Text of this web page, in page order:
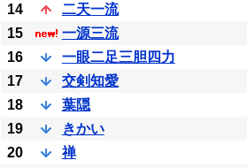
14
二天一流
15
一源三流
16
一眼二足三胆四力
17
交剣知愛
18
葉隠
19
きかい
20
禅